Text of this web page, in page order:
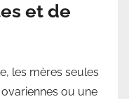
et de
les mères seules
ou une